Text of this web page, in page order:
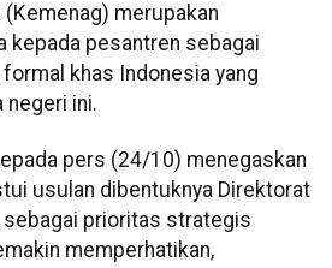
merupakan
kepada pesantren sebagai
khas Indonesia yang
negeri ini.
pers (24/10) menegaskan
usulan dibentuknya Direktorat
sebagai prioritas strategis
memperhatikan,